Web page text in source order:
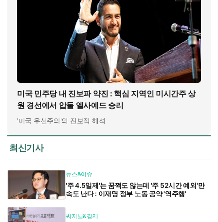
미국 민주당 내 진보파 약진 : 핵심 지역인 미시간주 상
원 경선에서 압둘 엘사예드 승리
'미국 우선주의'의 진보적 해석
최신기사
뉴스&이슈
'주 4.5일제'는 꿈쩍도 않는데 '주 52시간 예외'만
속도 난다 : 이재명 정부 노동 공약 '역주행'
씨저널&경제